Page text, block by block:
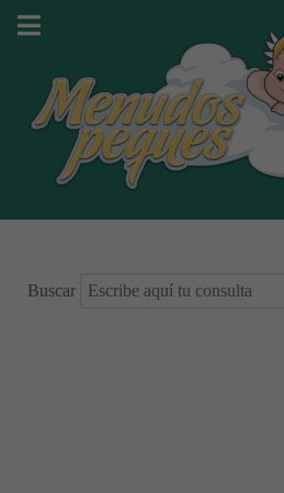
Buscar